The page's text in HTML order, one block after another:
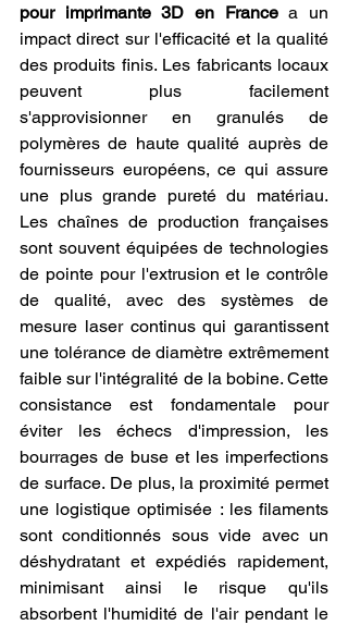
pour imprimante 3D en France a un
impact direct sur l'efficacité et la qualité
des produits finis. Les fabricants locaux
peuvent plus facilement
s'approvisionner en granulés de
polymères de haute qualité auprès de
fournisseurs européens, ce qui assure
une plus grande pureté du matériau.
Les chaînes de production françaises
sont souvent équipées de technologies
de pointe pour l'extrusion et le contrôle
de qualité, avec des systèmes de
mesure laser continus qui garantissent
une tolérance de diamètre extrêmement
faible sur l'intégralité de la bobine. Cette
consistance est fondamentale pour
éviter les échecs d'impression, les
bourrages de buse et les imperfections
de surface. De plus, la proximité permet
une logistique optimisée : les filaments
sont conditionnés sous vide avec un
déshydratant et expédiés rapidement,
minimisant ainsi le risque qu'ils
absorbent l'humidité de l'air pendant le